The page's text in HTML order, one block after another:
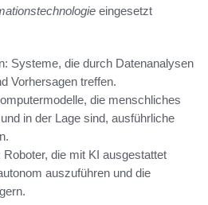
eingesetzt
Systeme, die durch Datenanalysen
Vorhersagen treffen.
die menschliches
in der Lage sind, ausführliche
Roboter, die mit KI ausgestattet
auszuführen und die